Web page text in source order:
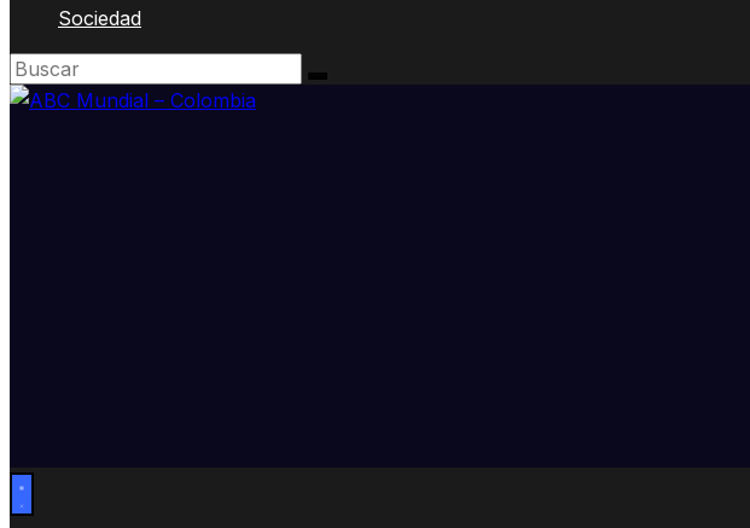
Sociedad